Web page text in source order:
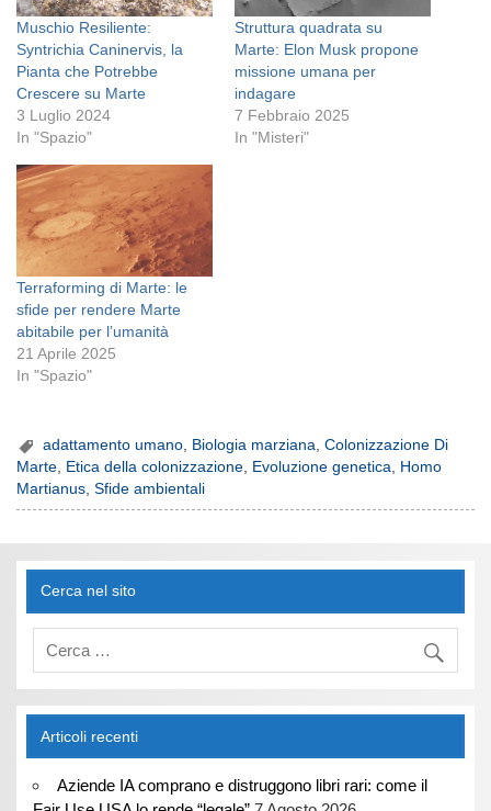
Muschio Resiliente:
Syntrichia Caninervis, la
Pianta che Potrebbe
Crescere su Marte
3 Luglio 2024
In "Spazio"
Struttura quadrata su
Marte: Elon Musk propone
missione umana per
indagare
7 Febbraio 2025
In "Misteri"
Terraforming di Marte: le
sfide per rendere Marte
abitabile per l’umanità
21 Aprile 2025
In "Spazio"
adattamento umano, Biologia marziana,Colonizzazione Di
Marte, Etica della colonizzazione, Evoluzione genetica, Homo
Martianus,Sfide ambientali
Cerca nel sito
Articoli recenti
Aziende IA comprano e distruggono libri rari: come il